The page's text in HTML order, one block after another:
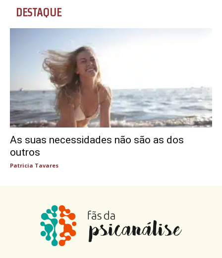
DESTAQUE
As suas necessidades não são as dos
outros
Patricia Tavares